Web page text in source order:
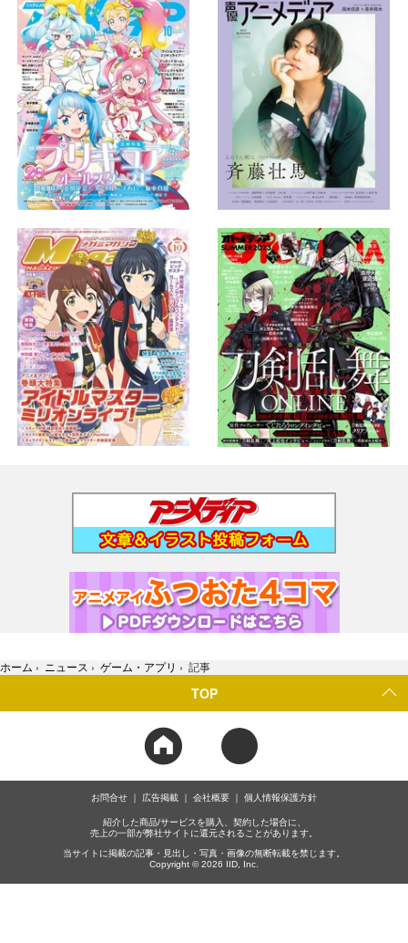
ホーム › ニュース › ゲーム・アプリ › 記事
TOP
お問合せ 広告掲載 会社概要 個人情報保護方針
紹介した商品/サービスを購入、契約した場合に、
売上の一部が弊社サイトに還元されることがあります。
当サイトに掲載の記事・見出し・写真・画像の無断転載を禁じます。
Copyright © 2026 IID, Inc.